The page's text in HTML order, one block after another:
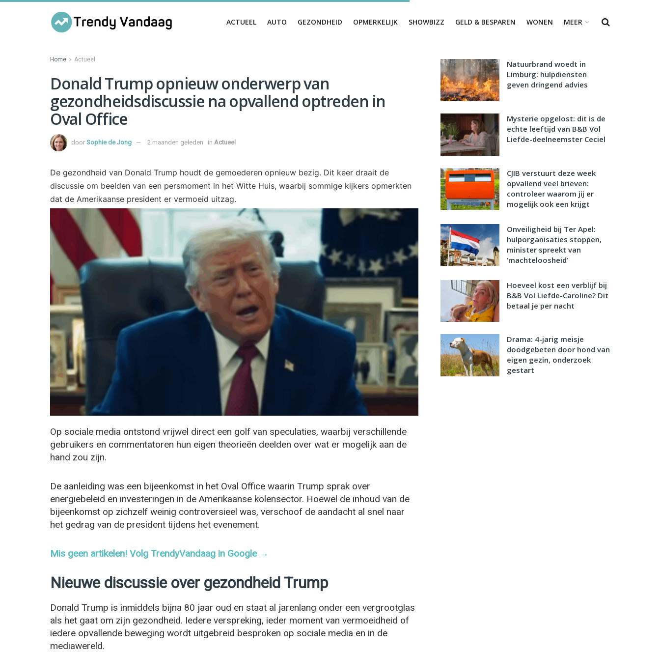
ACTUEEL AUTO GEZONDHEID OPMERKELIJK SHOWBIZZ GELD & BESPAREN WONEN MEER
Home Actueel
Donald Trump opnieuw onderwerp van
gezondheidsdiscussie na opvallend optreden in
Oval Office
door Sophie de Jong 2 maanden geleden in Actueel
De gezondheid van Donald Trump houdt de gemoederen opnieuw bezig. Dit keer draait de
discussie om beelden van een persmoment in het Witte Huis, waarbij sommige kijkers opmerkten
dat de Amerikaanse president er vermoeid uitzag.
Op sociale media ontstond vrijwel direct een golf van speculaties, waarbij verschillende
gebruikers en commentatoren hun eigen theorieën deelden over wat er mogelijk aan de
hand zou zijn.
De aanleiding was een bijeenkomst in het Oval Office waarin Trump sprak over
energiebeleid en investeringen in de Amerikaanse kolensector. Hoewel de inhoud van de
bijeenkomst op zichzelf weinig controversieel was, verschoof de aandacht al snel naar
het gedrag van de president tijdens het evenement.
Mis geen artikelen! Volg TrendyVandaag in Google →
Nieuwe discussie over gezondheid Trump
Donald Trump is inmiddels bijna 80 jaar oud en staat al jarenlang onder een vergrootglas
als het gaat om zijn gezondheid. Iedere verspreking, ieder moment van vermoeidheid of
iedere opvallende beweging wordt uitgebreid besproken op sociale media en in de
mediawereld.
Natuurbrand woedt in
Limburg: hulpdiensten
geven dringend advies
Mysterie opgelost: dit is de
echte leeftijd van B&B Vol
Liefde-deelneemster Ceciel
CJIB verstuurt deze week
opvallend veel brieven:
controleer waarom jij er
mogelijk ook een krijgt
Onveiligheid bij Ter Apel:
hulporganisaties stoppen,
minister spreekt van
‘machteloosheid’
Hoeveel kost een verblijf bij
B&B Vol Liefde-Caroline? Dit
betaal je per nacht
Drama: 4-jarig meisje
doodgebeten door hond van
eigen gezin, onderzoek
gestart